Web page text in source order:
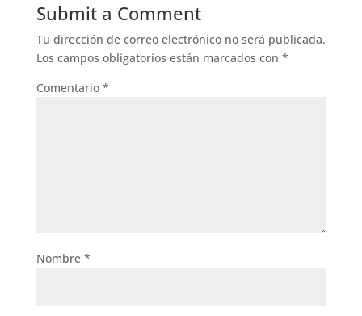
Submit a Comment
Tu dirección de correo electrónico no será publicada.
Los campos obligatorios están marcados con *
Comentario *
Nombre *